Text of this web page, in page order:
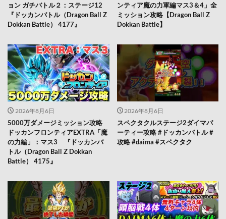
ョン ガチバトル２：ステージ12
『ドッカンバトル（Dragon Ball Z
Dokkan Battle） 4177』
ンティア魔の力軍編マス3＆4」全
ミッション攻略【Dragon Ball Z
Dokkan Battle】
2026年8月6日
5000万ダメージミッション攻略
ドッカンフロンティアEXTRA「魔
の力編」：マス3 『ドッカンバ
トル（Dragon Ball Z Dokkan
Battle） 4175』
2026年8月6日
スペクタクルステージ2ダイマパ
ーティー攻略 #ドッカンバトル #
攻略 #daima #スペクタク